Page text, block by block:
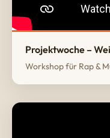
Projektwoche –
Workshop für Rap &